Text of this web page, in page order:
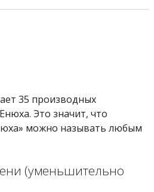
35 производных
Это значит, что
можно называть любым
(уменьшительно